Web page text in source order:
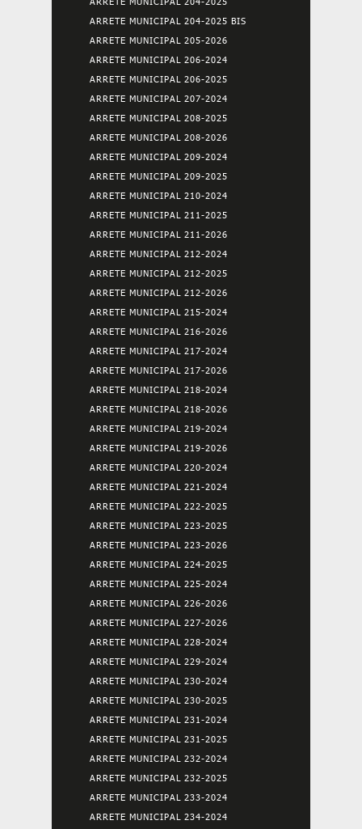
ARRETE MUNICIPAL 204-2025 BIS
ARRETE MUNICIPAL 205-2026
ARRETE MUNICIPAL 206-2024
ARRETE MUNICIPAL 206-2025
ARRETE MUNICIPAL 207-2024
ARRETE MUNICIPAL 208-2025
ARRETE MUNICIPAL 208-2026
ARRETE MUNICIPAL 209-2024
ARRETE MUNICIPAL 209-2025
ARRETE MUNICIPAL 210-2024
ARRETE MUNICIPAL 211-2025
ARRETE MUNICIPAL 211-2026
ARRETE MUNICIPAL 212-2024
ARRETE MUNICIPAL 212-2025
ARRETE MUNICIPAL 212-2026
ARRETE MUNICIPAL 215-2024
ARRETE MUNICIPAL 216-2026
ARRETE MUNICIPAL 217-2024
ARRETE MUNICIPAL 217-2026
ARRETE MUNICIPAL 218-2024
ARRETE MUNICIPAL 218-2026
ARRETE MUNICIPAL 219-2024
ARRETE MUNICIPAL 219-2026
ARRETE MUNICIPAL 220-2024
ARRETE MUNICIPAL 221-2024
ARRETE MUNICIPAL 222-2025
ARRETE MUNICIPAL 223-2025
ARRETE MUNICIPAL 223-2026
ARRETE MUNICIPAL 224-2025
ARRETE MUNICIPAL 225-2024
ARRETE MUNICIPAL 226-2026
ARRETE MUNICIPAL 227-2026
ARRETE MUNICIPAL 228-2024
ARRETE MUNICIPAL 229-2024
ARRETE MUNICIPAL 230-2024
ARRETE MUNICIPAL 230-2025
ARRETE MUNICIPAL 231-2024
ARRETE MUNICIPAL 231-2025
ARRETE MUNICIPAL 232-2024
ARRETE MUNICIPAL 232-2025
ARRETE MUNICIPAL 233-2024
ARRETE MUNICIPAL 234-2024